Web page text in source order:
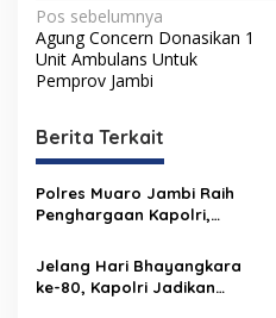
N
a
v
i
g
a
s
i
p
Pos sebelumnya
Agung Concern Donasikan 1
Unit Ambulans Untuk
Pemprov Jambi
Berita Terkait
Polres Muaro Jambi Raih
Penghargaan Kapolri,
100 di Rakernis Keuangan
Polda Jambi
Jelang Hari Bhayangkara
ke-80, Kapolri Jadikan